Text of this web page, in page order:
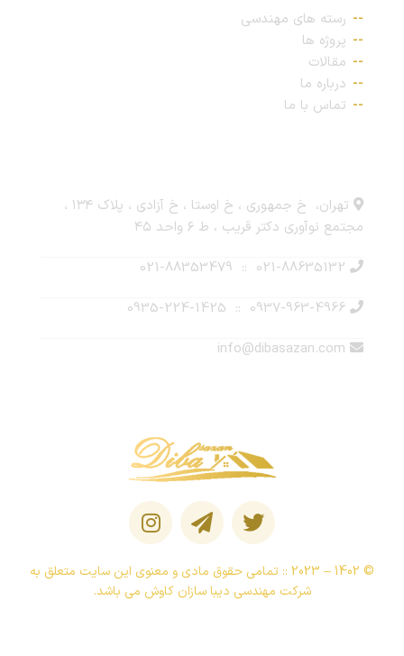
رسته های مهندسی
پروژه ها
مقالات
درباره ما
تماس با ما
تهران، خ جمهوری ، خ اوستا ، خ آزادی ، پلاک ۱۳۴ ،
مجتمع نوآوری دکتر قریب ، ط ۶ واحد ۴۵
© 1402 – 2023 :: تمامی حقوق مادی و معنوی این سایت متعلق به
شرکت مهندسی دیبا سازان کاوش می باشد.